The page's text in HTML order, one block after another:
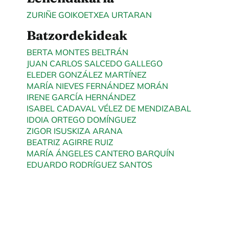
ZURIÑE GOIKOETXEA URTARAN
Batzordekideak
BERTA MONTES BELTRÁN
JUAN CARLOS SALCEDO GALLEGO
ELEDER GONZÁLEZ MARTÍNEZ
MARÍA NIEVES FERNÁNDEZ MORÁN
IRENE GARCÍA HERNÁNDEZ
ISABEL CADAVAL VÉLEZ DE MENDIZABAL
IDOIA ORTEGO DOMÍNGUEZ
ZIGOR ISUSKIZA ARANA
BEATRIZ AGIRRE RUIZ
MARÍA ÁNGELES CANTERO BARQUÍN
EDUARDO RODRÍGUEZ SANTOS